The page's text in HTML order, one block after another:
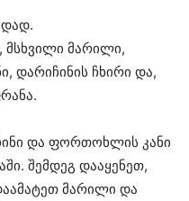
მარილი,
დარიჩინის ჩხირი და,
და ფორთოხლის კანი
შემდეგ დააყენეთ,
მარილი და